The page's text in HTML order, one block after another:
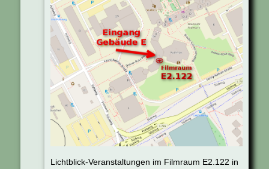
Lichtblick-Veranstaltungen im Filmraum E2.122 in